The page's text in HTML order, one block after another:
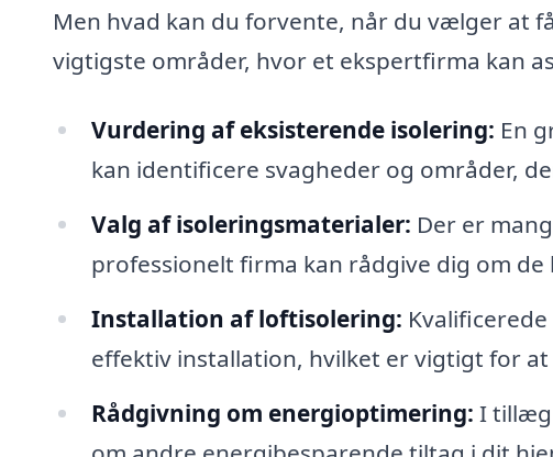
Men hvad kan du forvente, når du vælger at
vigtigste områder, hvor et ekspertfirma kan
Vurdering af eksisterende isolering: En
kan identificere svagheder og områder,
Valg af isoleringsmaterialer: Der er
professionelt firma kan rådgive dig om
Installation af loftisolering:
effektiv installation, hvilket er vigtigt for
Rådgivning om energioptimering: I tillæg